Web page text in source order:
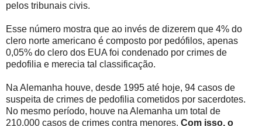
pelos tribunais civis.
Esse número mostra que ao invés de dizerem que 4% do
clero norte americano é composto por pedófilos, apenas
0,05% do clero dos EUA foi condenado por crimes de
pedofilia e merecia tal classificação.
Na Alemanha houve, desde 1995 até hoje, 94 casos de
suspeita de crimes de pedofilia cometidos por sacerdotes.
No mesmo período, houve na Alemanha um total de
210.000 casos de crimes contra menores. Com isso, o